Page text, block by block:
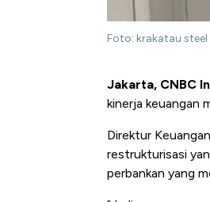
Foto: krakatau steel
Jakarta, CNBC
kinerja keuangan
Direktur
restrukturisasi
perbankan yang